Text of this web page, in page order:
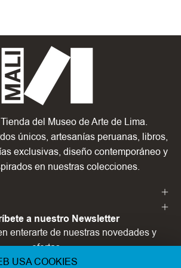
del Museo de Arte de Lima.
únicos, artesanías peruanas, libros,
exclusivas, diseño contemporáneo y
en nuestras colecciones.
a nuestro Newsletter
enterarte de nuestras novedades y
ofertas.
USA COOKIES